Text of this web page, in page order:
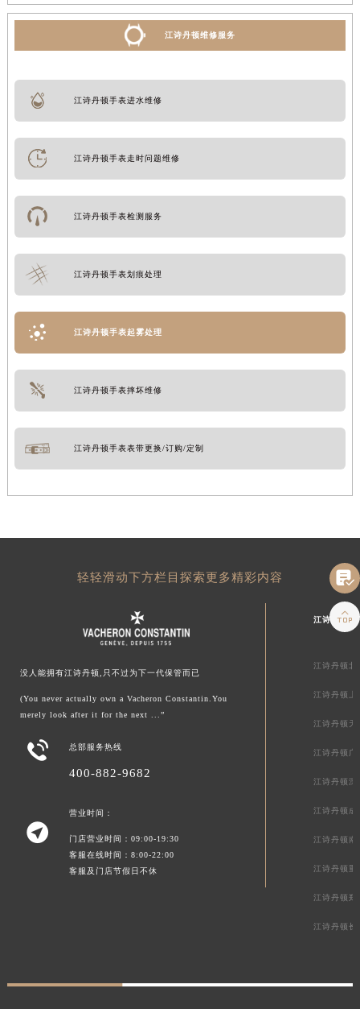
江诗丹顿维修服务
江诗丹顿手表进水维修
江诗丹顿手表走时问题维修
江诗丹顿手表检测服务
江诗丹顿手表划痕处理
江诗丹顿手表起雾处理
江诗丹顿手表摔坏维修
江诗丹顿手表表带更换/订购/定制
轻轻滑动下方栏目探索更多精彩内容
没人能拥有江诗丹顿,只不过为下一代保管而已
(You never actually own a Vacheron Constantin.You
merely look after it for the next ...”
 总部服务热线
400-882-9682

营业时间：
门店营业时间：09:00-19:30
客服在线时间：8:00-22:00
客服及门店节假日不休
江诗丹顿中
江诗丹顿北
江诗丹顿上
江诗丹顿天
江诗丹顿广
江诗丹顿深
江诗丹顿成
江诗丹顿南
江诗丹顿重
江诗丹顿郑
江诗丹顿长

